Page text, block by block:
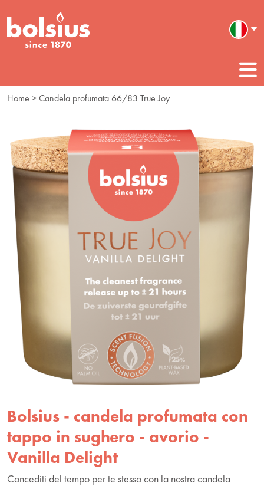
Home > Candela profumata 66/83 True Joy
Bolsius - candela profumata con
tappo in sughero - avorio -
Vanilla Delight
Concediti del tempo per te stesso con la nostra candela